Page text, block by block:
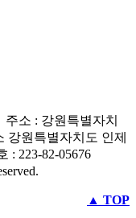
소 : 강원특별자치
강원특별자치도 인제
: 223-82-05676
▲ TOP